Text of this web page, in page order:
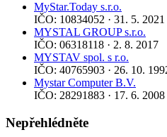
MyStar.Today s.r.o.
IČO: 10834052 · 31. 5. 2021
MYSTAL GROUP s.r.o.
IČO: 06318118 · 2. 8. 2017
MYSTAV spol. s r.o.
IČO: 40765903 · 26. 10.
Mystar Computer B.V.
IČO: 28291883 · 17. 6. 2008
Nepřehlédněte